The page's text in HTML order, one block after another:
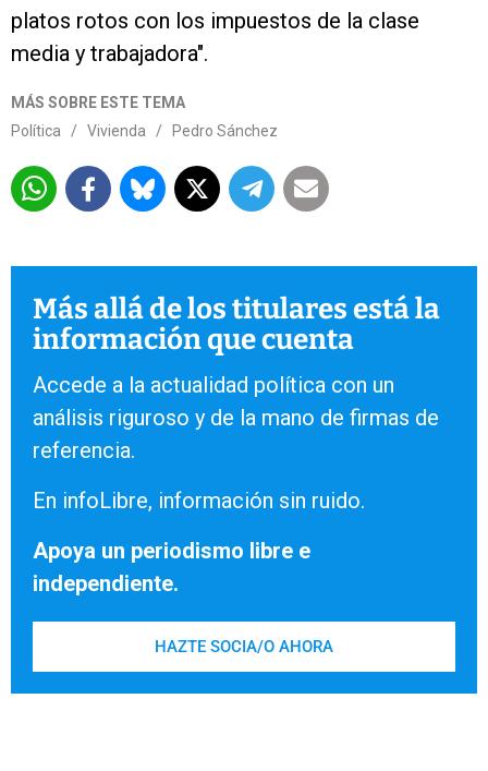
platos rotos con los impuestos de la clase
media y trabajadora".
MÁS SOBRE ESTE TEMA
Política
/ Vivienda / Pedro Sánchez
Más allá de los titulares está la
información que cuenta
Accede a la actualidad política con un
análisis riguroso y de la mano de firmas de
referencia.
En infoLibre, información sin ruido.
Apoya un periodismo libre e
independiente.
HAZTE SOCIA/O AHORA